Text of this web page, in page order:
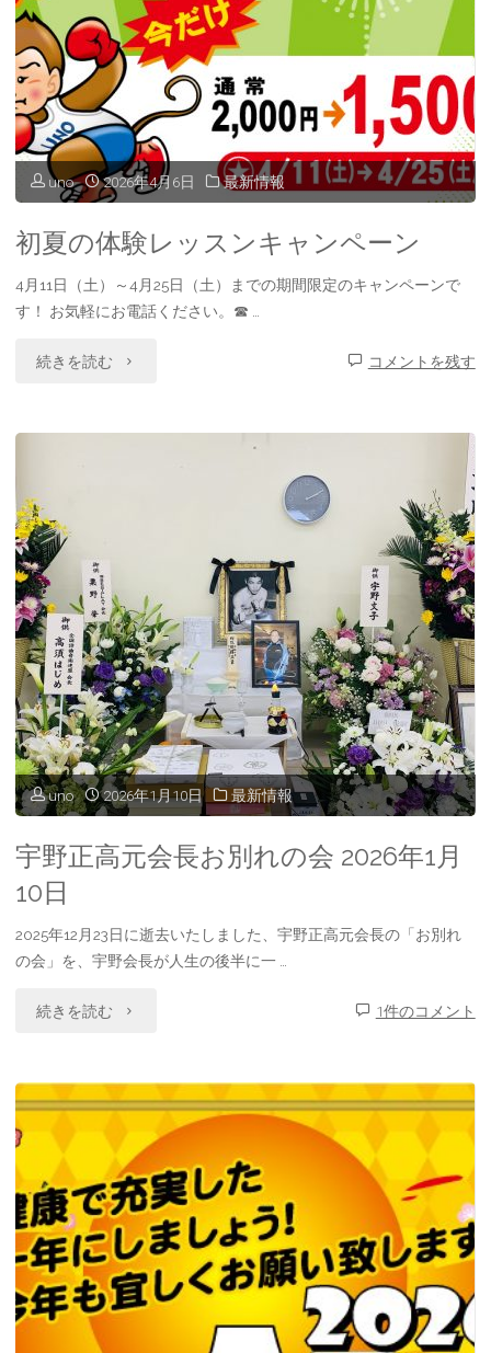
ン
ペ
ー
ン"
uno 2026年4月6日 最新情報
初夏の体験レッスンキャンペーン
4月11日（土）～4月25日（土）までの期間限定のキャンペーンで
す！ お気軽にお電話ください。☎︎ …
続きを読む "初
ッ
ス
ン
キ
ャ
ン
ー
ン"
コメントを残す
uno 2026年1月10日 最新情報
宇野正高元会長お別れの会 2026年1月
10日
2025年12月23日に逝去いたしました、宇野正高元会長の「お別れ
の会」を、宇野会長が人生の後半に一 …
続きを読む "宇
正
高
元
会
長
お
1件のコメント